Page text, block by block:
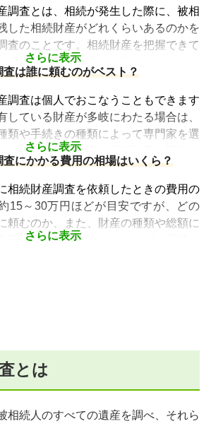
行政書士に相続手続きの相談をして
した結果は得られないでしょう。
士であれば、相続は税理士試験の必修
いことから資格試験を取る時に選択し
人にとっては専門外となります。
相続手続きを専門に行っている士業
手続きの実績が多数ある士業を選ぶこ
ムーズで間違いのない相続手続きのた
に重要になります。
見積ガイドでは、相続手続きに強い経
す。専門家選びでお困りの方は、まず
積依頼からお問合せください。
さらに表示
調査とは、相続が発生した際に、被相
した相続財産がどれくらいあるのかを
査のことです。相続財産を把握できて
遺産分割の話し合いが進みません。ま
放棄の期限の3か月が過ぎた後に大き
見つかったり、相続税の申告漏れなど
がありますので、相続財産の調査は早
しましょう。
査は誰に頼むのがベスト？
さらに表示
調査は個人でおこなうこともできます
している財産が多岐にわたる場合は、
類や手続きの種類によって専門家を選
でしょう。例えば、相続財産の調査か
の申告までお願いしたい場合は税理
手続に関する書類作成などをお願いし
行政書士、相続財産に不動産がある場
書士に依頼するのがベストです。
査にかかる費用の相場はいくら？
さらに表示
相続財産調査を依頼したときの費用の
15～30万円ほどが目安ですが、どの
頼むのか、また、財産の種類や総額に
額は大きく変わります。まずは見積り
とは
相続人のすべての遺産を調べ、それら